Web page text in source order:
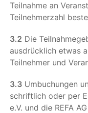
Teilnahme an
Teilnehmerzahl
3.2 Die
ausdrücklich etwas
Teilnehmer und
3.3 Umbuchungen
schriftlich oder per
e.V. und die REFA